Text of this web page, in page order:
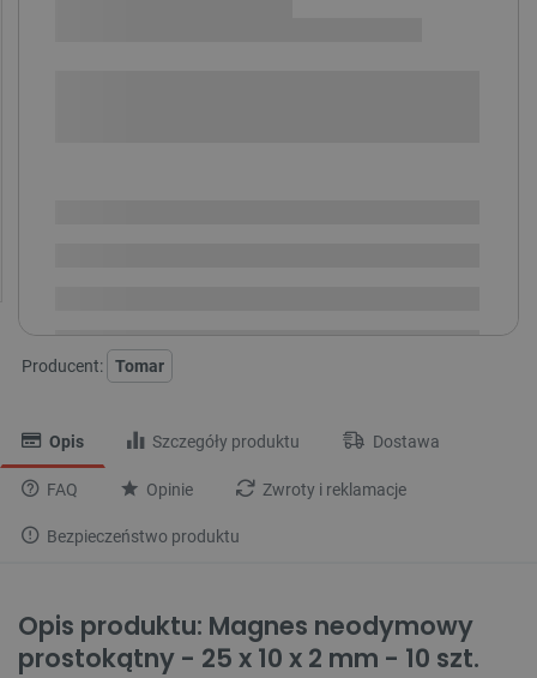
Producent: Tomar
Opis Szczegóły produktu Dostawa
FAQ Opinie Zwroty i reklamacje
Bezpieczeństwo produktu
Opis produktu: Magnes neodymowy
prostokątny - 25 x 10 x 2 mm - 10 szt.